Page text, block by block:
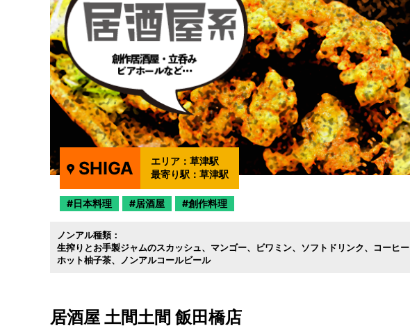
SHIGA エリア：草津駅
最寄り駅：草津駅
日本料理 居酒屋 創作料理
ノンアル種類：
生搾りとお手製ジャムのスカッシュ
マンゴー ビワミン ソフトドリンク
コーヒー
ホット柚子茶
ノンアルコールビール
居酒屋 土間土間 飯田橋店